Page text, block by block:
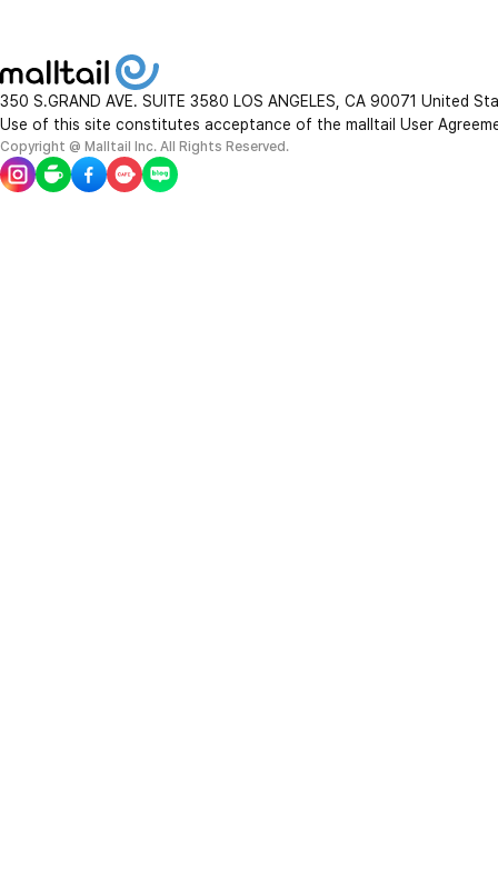
350 S.GRAND AVE. SUITE 3580 LOS ANGELES, CA 90071 United
Use of this site constitutes acceptance of the malltail User
Copyright @ Malltail Inc. All Rights Reserved.